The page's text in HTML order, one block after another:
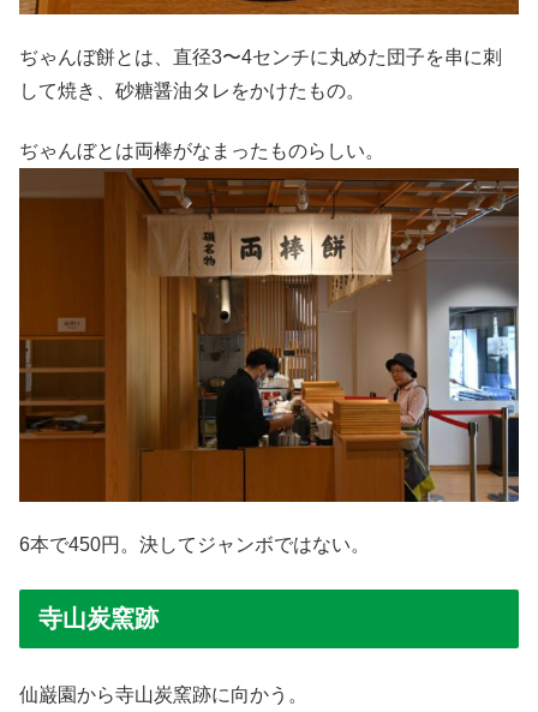
ぢゃんぼ餅とは、直径3〜4センチに丸めた団子を串に刺
して焼き、砂糖醤油タレをかけたもの。
ぢゃんぼとは両棒がなまったものらしい。
6本で450円。決してジャンボではない。
寺山炭窯跡
仙巌園から寺山炭窯跡に向かう。